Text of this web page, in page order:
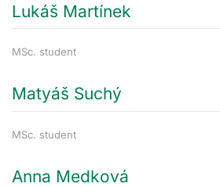
Lukáš Martínek
MSc. student
Matyáš Suchý
MSc. student
Anna Medková